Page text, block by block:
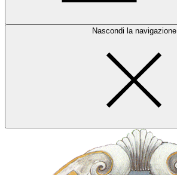
Nascondi la navigazione